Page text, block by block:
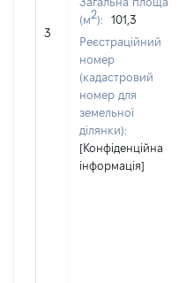
3
(м2):
101,3
Реєстраційний
номер
(кадастровий
номер для
земельної
ділянки):
[Конфіденційна
інформація]